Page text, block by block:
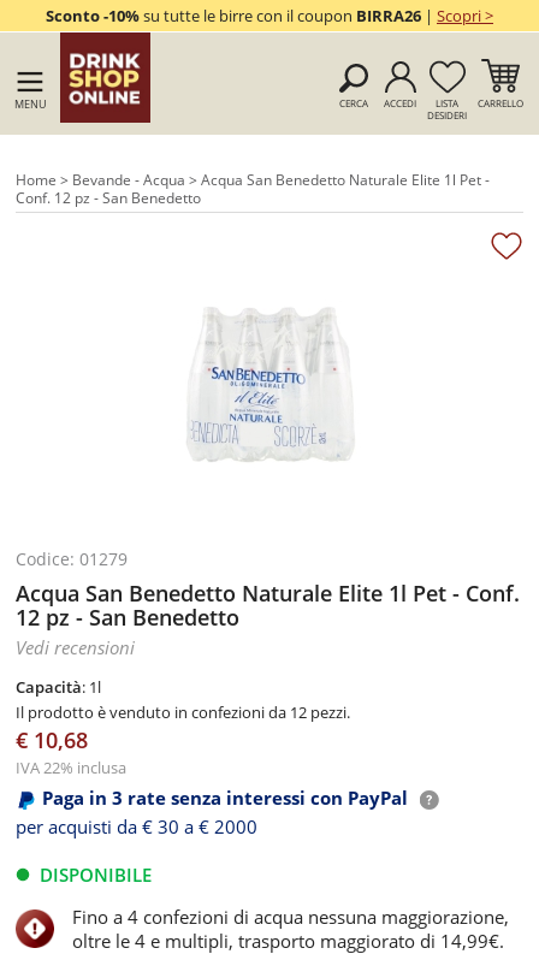
Sconto -10%su tutte le birre con il coupon BIRRA26| Scopri >
MENU CERCA ACCEDI
LISTA
DESIDERI
CARRELLO
Home > Bevande - Acqua > Acqua San Benedetto Naturale Elite 1l Pet -
Conf. 12 pz - San Benedetto
Codice: 01279
Acqua San Benedetto Naturale Elite 1l Pet - Conf.
12 pz - San Benedetto
Vedi recensioni
Capacità: 1l
Il prodotto è venduto in confezioni da 12 pezzi.
€ 10,68
IVA 22% inclusa
Paga in 3 rate senza interessi con PayPal
per acquisti da € 30 a € 2000
DISPONIBILE
Fino a 4 confezioni di acqua nessuna maggiorazione,
oltre le 4 e multipli, trasporto maggiorato di 14,99€.